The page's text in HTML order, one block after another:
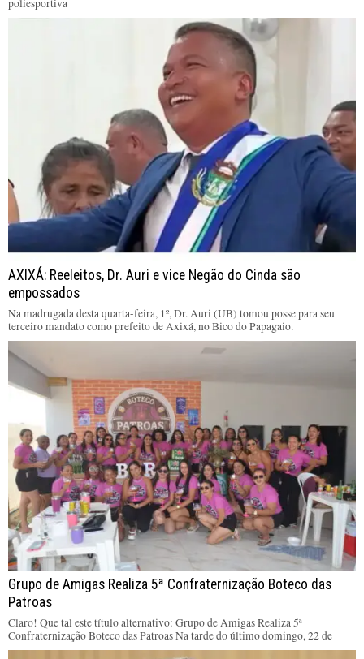
poliesportiva
AXIXÁ: Reeleitos, Dr. Auri e vice Negão do Cinda são
empossados
Na madrugada desta quarta-feira, 1º, Dr. Auri (UB) tomou posse para seu
terceiro mandato como prefeito de Axixá, no Bico do Papagaio.
Grupo de Amigas Realiza 5ª Confraternização Boteco das
Patroas
Claro! Que tal este título alternativo: Grupo de Amigas Realiza 5ª
Confraternização Boteco das Patroas Na tarde do último domingo, 22 de